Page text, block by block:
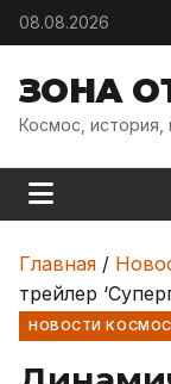
Skip to content
08.08.2026
ЗОНА
Космос, история,
Главная /
трейлер
НОВОСТИ